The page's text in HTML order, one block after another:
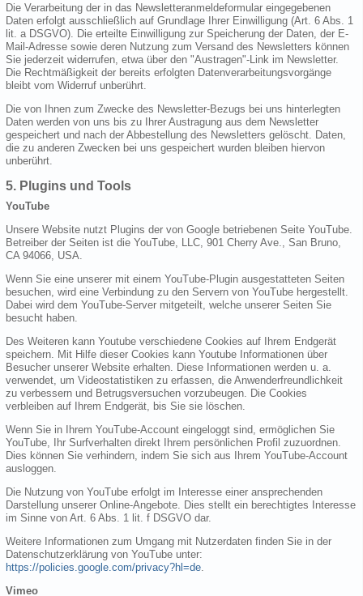
Die Verarbeitung der in das Newsletteranmeldeformular eingegebenen
Daten erfolgt ausschließlich auf Grundlage Ihrer Einwilligung (Art. 6 Abs. 1
lit. a DSGVO). Die erteilte Einwilligung zur Speicherung der Daten, der E-
Mail-Adresse sowie deren Nutzung zum Versand des Newsletters können
Sie jederzeit widerrufen, etwa über den "Austragen"-Link im Newsletter.
Die Rechtmäßigkeit der bereits erfolgten Datenverarbeitungsvorgänge
bleibt vom Widerruf unberührt.
Die von Ihnen zum Zwecke des Newsletter-Bezugs bei uns hinterlegten
Daten werden von uns bis zu Ihrer Austragung aus dem Newsletter
gespeichert und nach der Abbestellung des Newsletters gelöscht. Daten,
die zu anderen Zwecken bei uns gespeichert wurden bleiben hiervon
unberührt.
5. Plugins und Tools
YouTube
Unsere Website nutzt Plugins der von Google betriebenen Seite YouTube.
Betreiber der Seiten ist die YouTube, LLC, 901 Cherry Ave., San Bruno,
CA 94066, USA.
Wenn Sie eine unserer mit einem YouTube-Plugin ausgestatteten Seiten
besuchen, wird eine Verbindung zu den Servern von YouTube hergestellt.
Dabei wird dem YouTube-Server mitgeteilt, welche unserer Seiten Sie
besucht haben.
Des Weiteren kann Youtube verschiedene Cookies auf Ihrem Endgerät
speichern. Mit Hilfe dieser Cookies kann Youtube Informationen über
Besucher unserer Website erhalten. Diese Informationen werden u. a.
verwendet, um Videostatistiken zu erfassen, die Anwenderfreundlichkeit
zu verbessern und Betrugsversuchen vorzubeugen. Die Cookies
verbleiben auf Ihrem Endgerät, bis Sie sie löschen.
Wenn Sie in Ihrem YouTube-Account eingeloggt sind, ermöglichen Sie
YouTube, Ihr Surfverhalten direkt Ihrem persönlichen Profil zuzuordnen.
Dies können Sie verhindern, indem Sie sich aus Ihrem YouTube-Account
ausloggen.
Die Nutzung von YouTube erfolgt im Interesse einer ansprechenden
Darstellung unserer Online-Angebote. Dies stellt ein berechtigtes Interesse
im Sinne von Art. 6 Abs. 1 lit. f DSGVO dar.
Weitere Informationen zum Umgang mit Nutzerdaten finden Sie in der
Datenschutzerklärung von YouTube unter:
https://policies.google.com/privacy?hl=de
Vimeo